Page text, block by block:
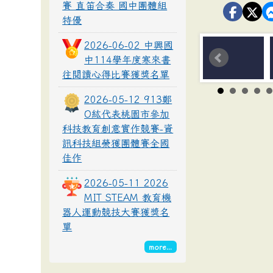
賽 直笛合奏 國中團體組
特優
2026-06-02 中興國
中114學年度寒來書
往閱讀心得比賽獲獎名單
2026-05-12 913鄭
O紘代表桃園市參加
科技教育創意實作競賽-資
訊科技組榮獲團體賽全國
佳作
2026-05-11 2026
MIT STEAM 教育機
器人運動競技大賽獲獎名
單
more...